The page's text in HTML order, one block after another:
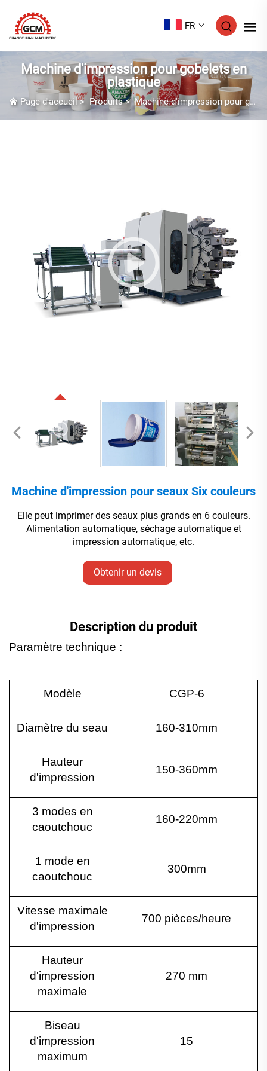
FR
Machine d'impression pour gobelets en
plastique
Page d'accueil> Produits>Machine d'impression pour gobelets en plastique
Machine d'impression pour seaux Six couleurs
Elle peut imprimer des seaux plus grands en 6 couleurs.
Alimentation automatique, séchage automatique et
impression automatique, etc.
Obtenir un devis
Description du produit
Paramètre technique :
Modèle CGP-6
Diamètre du seau 160-310mm
Hauteur
d'impression
150-360mm
3 modes en
caoutchouc
160-220mm
1 mode en
caoutchouc
300mm
Vitesse maximale
d'impression
700 pièces/heure
Hauteur
d'impression
maximale
270 mm
Biseau
d'impression
maximum
15